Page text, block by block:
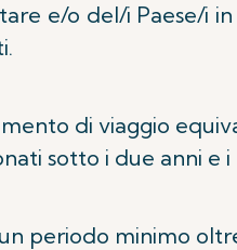
e/o del/i Paese/i
di viaggio
sotto i due anni e i
periodo minimo